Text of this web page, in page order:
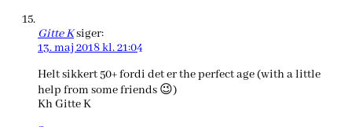
Gitte Ksiger:
13. maj 2018 kl. 21:04
Helt sikkert 50+ fordi det er the perfect age (with a little
help from some friends 😉)
Kh Gitte K